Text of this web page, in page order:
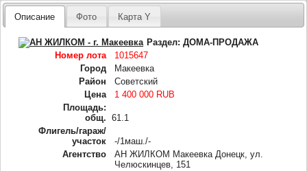
Описание Фото Карта Y
Раздел:ДОМА-ПРОДАЖА
Номер лота
1015647
Город
Макеевка
Район
Советский
Цена
1 400 000 RUB
Площадь:
общ.
61.1
Флигель/гараж/
участок
-/1маш./-
Агентство
АН ЖИЛКОМ Макеевка Донецк, ул.
Челюскинцев, 151